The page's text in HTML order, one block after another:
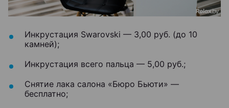
Инкрустация Swarovski — 3,00 руб. (до 10
камней);
Инкрустация всего пальца — 5,00 руб.;
Снятие лака салона «Бюро Бьюти» —
бесплатно;